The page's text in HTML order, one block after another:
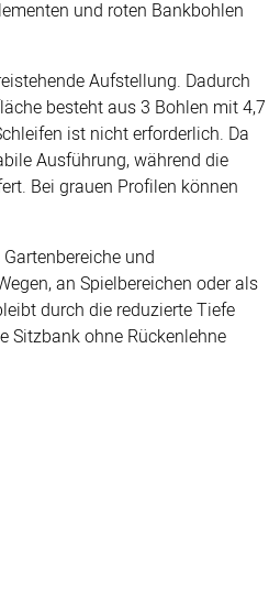
und roten Bankbohlen
Aufstellung. Dadurch
besteht aus 3 Bohlen mit 4,7
ist nicht erforderlich. Da
Ausführung, während die
Bei grauen Profilen können
und
an Spielbereichen oder als
durch die reduzierte Tiefe
Sitzbank ohne Rückenlehne